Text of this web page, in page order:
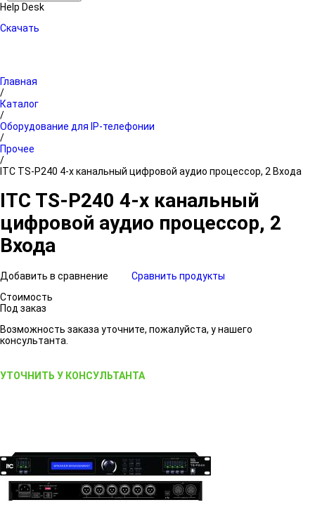
Help Desk
Скачать
Главная
/
Каталог
/
Оборудование для IP-телефонии
/
Прочее
/
ITC TS-P240 4-х канальный цифровой аудио процессор, 2 Входа
ITC TS-P240 4-х канальный
цифровой аудио процессор, 2
Входа
Добавить в сравнение
Сравнить продукты
Стоимость
Под заказ
Возможность заказа уточните, пожалуйста, у нашего
консультанта.
УТОЧНИТЬ У КОНСУЛЬТАНТА